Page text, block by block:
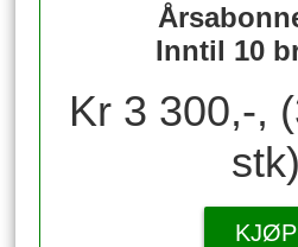
Inntil 10
Kr 3 300,-,
stk)
KJØP